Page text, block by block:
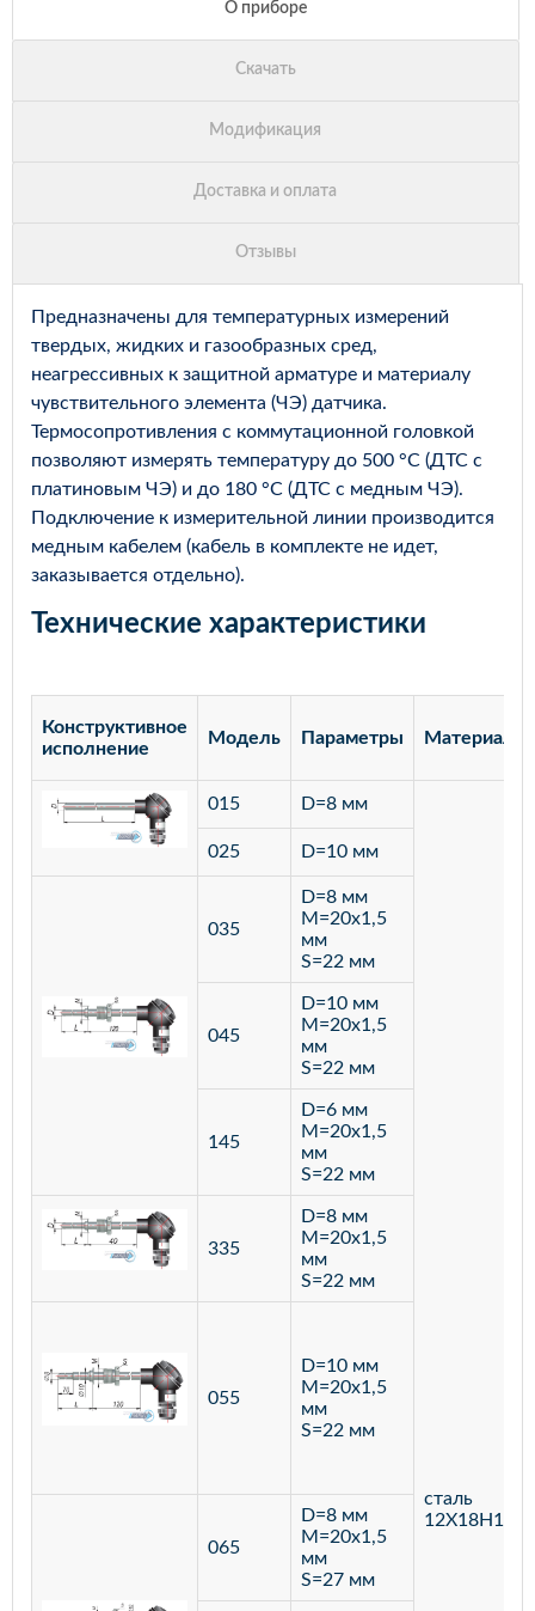
Предназначены для температурных измерений
твердых, жидких и газообразных сред,
неагрессивных к защитной арматуре и материалу
чувствительного элемента (ЧЭ) датчика.
Термосопротивления с коммутационной головкой
позволяют измерять температуру до 500 °С (ДТС с
платиновым ЧЭ) и до 180 °С (ДТС с медным ЧЭ).
Подключение к измерительной линии производится
медным кабелем (кабель в комплекте не идет,
заказывается отдельно).
Технические характеристики
Конструктивное
исполнение
Модель Параметры Материал
015 D=8 мм
сталь
12Х18Н10Т
025 D=10 мм
035
D=8 мм
M=20х1,5
мм
S=22 мм
045
D=10 мм
M=20х1,5
мм
S=22 мм
145
D=6 мм
M=20х1,5
мм
S=22 мм
335
D=8 мм
M=20х1,5
мм
S=22 мм
055
D=10 мм
M=20х1,5
мм
S=22 мм
065
D=8 мм
M=20х1,5
мм
S=27 мм